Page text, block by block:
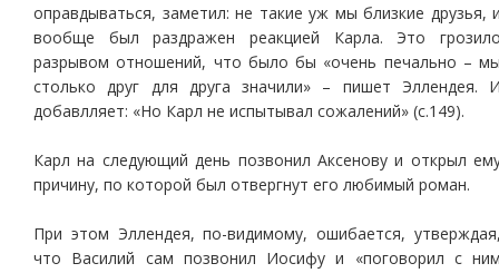
оправдываться, заметил: не такие уж мы близкие друзья,
вообще был раздражен реакцией Карла. Это
разрывом отношений, что было бы «очень печально –
столько друг для друга значили» – пишет Эллендея.
добавлляет: «Но Карл не испытывал сожалений» (с.149).
Карл на следующий день позвонил Аксенову и открыл
причину, по которой был отвергнут его любимый роман.
При этом Эллендея, по-видимому, ошибается,
что Василий сам позвонил Иосифу и «поговорил с